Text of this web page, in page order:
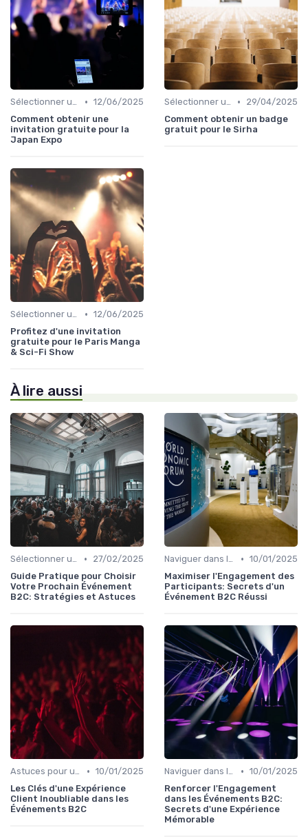
Sélectionner un Événement à Visiter • 12/06/2025
Comment obtenir une
invitation gratuite pour la
Japan Expo
Sélectionner un Événement à Visiter •
29/04/2025
Comment obtenir un badge
gratuit pour le Sirha
Sélectionner un Événement à Visiter • 12/06/2025
Profitez d'une invitation
gratuite pour le Paris Manga
& Sci-Fi Show
À lire aussi
Sélectionner un Événement à Visiter •
27/02/2025
Guide Pratique pour Choisir
Votre Prochain Événement
B2C: Stratégies et Astuces
Naviguer dans les Grands Événements • 10/01/2025
Maximiser l'Engagement des
Participants: Secrets d'un
Événement B2C Réussi
Astuces pour une Expérience Optimale • 10/01/2025
Les Clés d'une Expérience
Client Inoubliable dans les
Événements B2C
Naviguer dans les Grands Événements • 10/01/2025
Renforcer l'Engagement
dans les Événements B2C:
Secrets d'une Expérience
Mémorable